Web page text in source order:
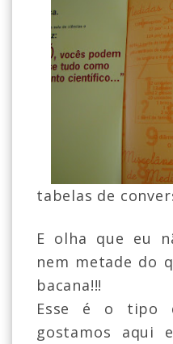
tabelas de
E olha que eu
nem metade do
bacana!!!
Esse é o tipo
gostamos aqui